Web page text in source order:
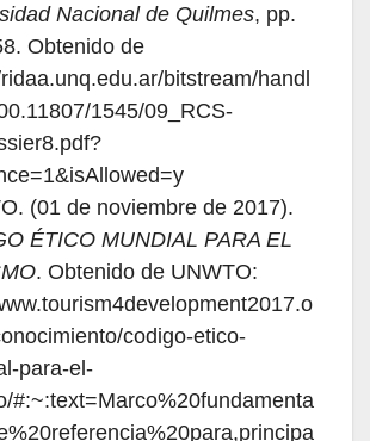
Nacional de Quilmes, pp.
Obtenido de
bitstream/handl
1545/09_RCS-
(01 de noviembre de 2017).
ÉTICO MUNDIAL PARA EL
. Obtenido de UNWTO:
codigo-etico-
para-el-
#:~:text=Marco%20fundamenta